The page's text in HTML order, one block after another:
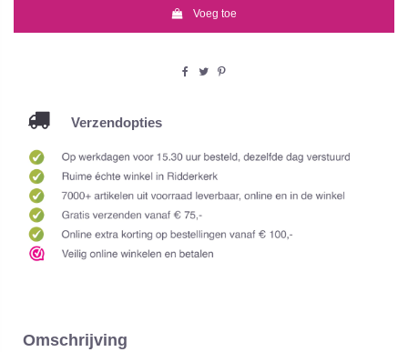
Voeg toe
Verzendopties
Omschrijving